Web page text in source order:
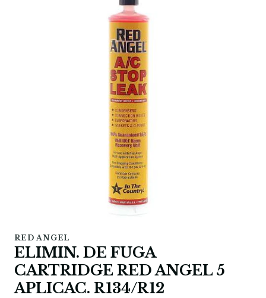
RED ANGEL
ELIMIN. DE FUGA
CARTRIDGE RED ANGEL 5
APLICAC. R134/R12